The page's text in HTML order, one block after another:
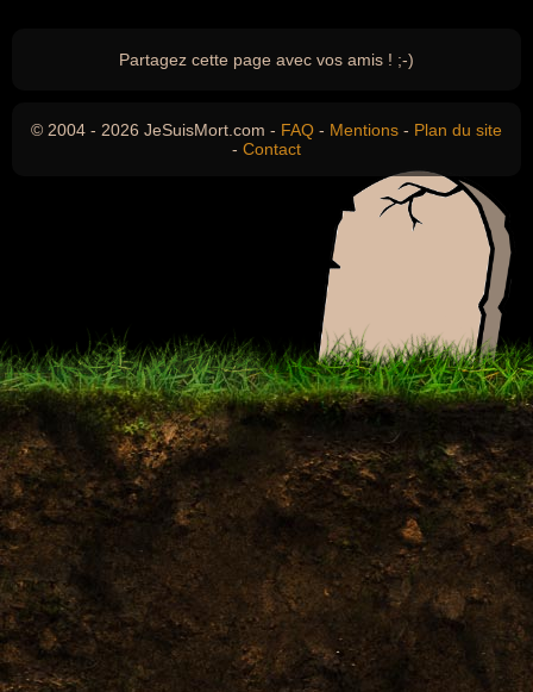
Partagez cette page avec vos amis ! ;-)
© 2004 - 2026 JeSuisMort.com - FAQ - Mentions - Plan du site
- Contact